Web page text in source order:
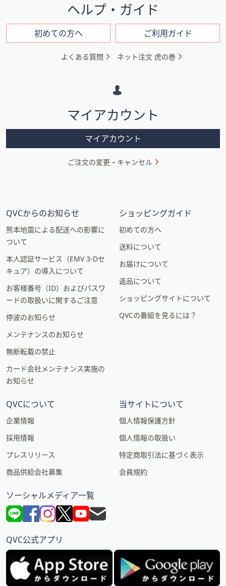
ン
ン
ヘルプ・ガイド
初めての方へ ご利用ガイド
よくある質問 ネット注文 虎の巻
マイアカウント
マイアカウント
ご注文の変更・キャンセル
QVCからのお知らせ
熊本地震による配送への影響に
ついて
本人認証サービス（EMV 3-Dセ
キュア）の導入について
お客様番号（ID）およびパスワ
ードの取扱いに関するご注意
停波のお知らせ
メンテナンスのお知らせ
無断転載の禁止
カード会社メンテナンス実施の
お知らせ
ショッピングガイド
初めての方へ
送料について
お届けについて
返品について
ショッピングサイトについて
QVCの番組を見るには？
QVCについて
企業情報
採用情報
プレスリリース
商品供給会社募集
当サイトについて
個人情報保護方針
個人情報の取扱い
特定商取引法に基づく表示
会員規約
ソーシャルメディア一覧
QVC公式アプリ